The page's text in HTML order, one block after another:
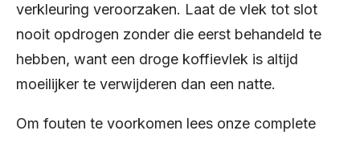
verkleuring veroorzaken. Laat de vlek tot slot
nooit opdrogen zonder die eerst behandeld te
hebben, want een droge koffievlek is altijd
moeilijker te verwijderen dan een natte.
Om fouten te voorkomen lees onze complete